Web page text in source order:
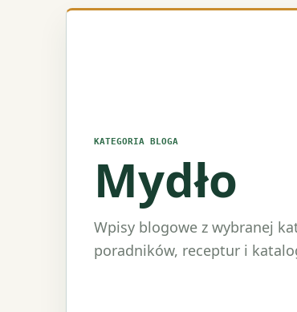
KATEGORIA BLOGA
Mydło
Wpisy blogowe z wybranej
poradników, receptur i